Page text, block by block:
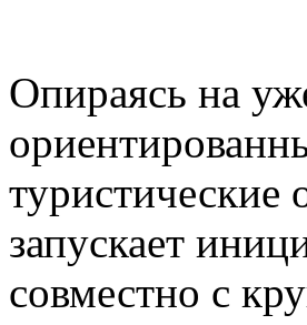
Опираясь на
туристические
запускает
совместно с